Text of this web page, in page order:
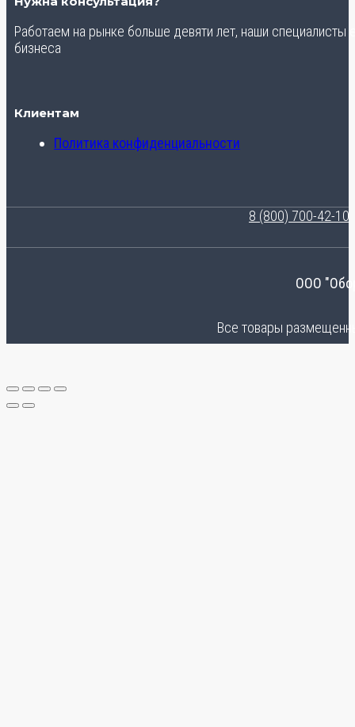
Работаем на рынке больше девяти лет, наши
бизнеса
Клиентам
Политика конфиденциальности
8 (800) 700-42-10
ООО
Все товары